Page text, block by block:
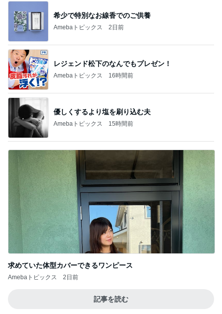
希少で特別なお線香でのご供養
Amebaトピックス 2日前
レジェンド松下のなんでもプレゼン！
Amebaトピックス 16時間前
優しくするより塩を刷り込む夫
Amebaトピックス 15時間前
求めていた体型カバーできるワンピース
Amebaトピックス 2日前
記事を読む